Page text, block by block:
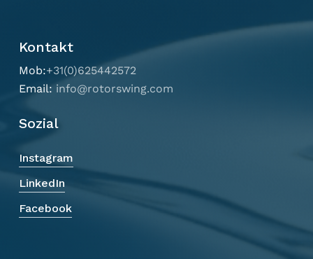
Kontakt
Mob:+31(0)625442572
Email: info@rotorswing.com
Sozial
Instagram
LinkedIn
Facebook